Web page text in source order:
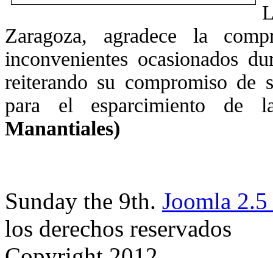
Zaragoza, agradece la
inconvenientes ocasionados
reiterando su compromiso de
para el esparcimiento de
Manantiales)
Sunday the 9th. Joomla 2.5
los derechos reservados